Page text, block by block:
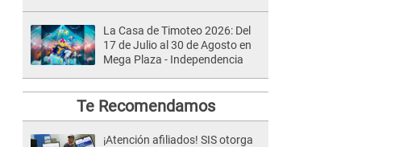
La Casa de Timoteo 2026: Del
17 de Julio al 30 de Agosto en
Mega Plaza - Independencia
Te Recomendamos
¡Atención afiliados! SIS otorga